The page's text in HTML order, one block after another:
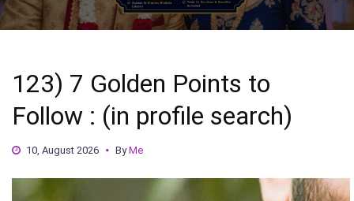
123) 7 Golden Points to
Follow : (in profile search)
10, August 2026 ByMe